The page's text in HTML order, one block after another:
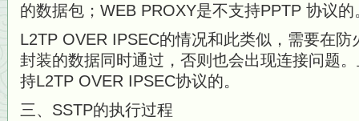
的数据包；WEB PROXY是不支持PPTP 协议的
L2TP OVER IPSEC的情况和此类似，需要在
封装的数据同时通过，否则也会出现连接问题
持L2TP OVER IPSEC协议的。
三、SSTP的执行过程